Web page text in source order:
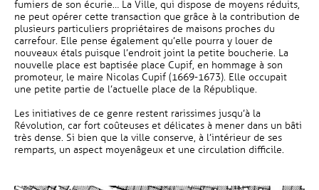
fumiers de son écurie… La Ville, qui dispose de moyens réduits,
ne peut opérer cette transaction que grâce à la contribution de
plusieurs particuliers propriétaires de maisons proches du
carrefour. Elle pense également qu’elle pourra y louer de
nouveaux étals puisque l’endroit joint la petite boucherie. La
nouvelle place est baptisée place Cupif, en hommage à son
promoteur, le maire Nicolas Cupif (1669-1673). Elle occupait
une petite partie de l’actuelle place de la République.
Les initiatives de ce genre restent rarissimes jusqu’à la
Révolution, car fort coûteuses et délicates à mener dans un bâti
très dense. Si bien que la ville conserve, à l’intérieur de ses
remparts, un aspect moyenâgeux et une circulation difficile.